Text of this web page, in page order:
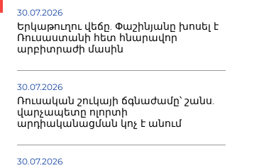
30.07.2026
Երկաթուղու վեճը. Փաշինյանը խոսել է
Ռուսաստանի հետ հնարավոր
արբիտրաժի մասին
30.07.2026
Ռուսական շուկայի ճգնաժամը՝ շանս.
վարչապետը ոլորտի
արդիականացման կոչ է անում
30.07.2026